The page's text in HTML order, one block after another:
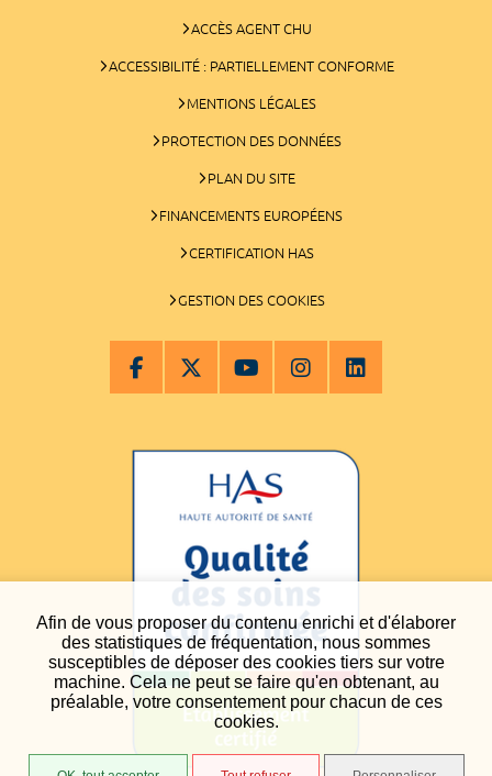
Afin de vous proposer du contenu enrichi et d'élaborer
des statistiques de fréquentation, nous sommes
susceptibles de déposer des cookies tiers sur votre
machine. Cela ne peut se faire qu'en obtenant, au
préalable, votre consentement pour chacun de ces
cookies.
ACCÈS AGENT CHU
ACCESSIBILITÉ : PARTIELLEMENT CONFORME
MENTIONS LÉGALES
PROTECTION DES DONNÉES
PLAN DU SITE
FINANCEMENTS EUROPÉENS
CERTIFICATION HAS
GESTION DES COOKIES